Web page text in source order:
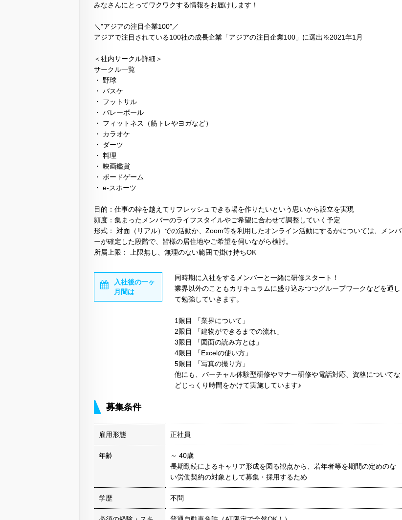
みなさんにとってワクワクする情報をお届けします！
＼"アジアの注目企業100”／
アジアで注目されている100社の成長企業「アジアの注目企業100」に選出※2021年1月
＜社内サークル詳細＞
サークル一覧
・ 野球
・ バスケ
・ フットサル
・ バレーボール
・ フィットネス（筋トレやヨガなど）
・ カラオケ
・ ダーツ
・ 料理
・ 映画鑑賞
・ ボードゲーム
・ e-スポーツ
目的：仕事の枠を越えてリフレッシュできる場を作りたいという思いから設立を実現
頻度：集まったメンバーのライフスタイルやご希望に合わせて調整していく予定
形式： 対面（リアル）での活動か、Zoom等を利用したオンライン活動にするかについては、メンバ
ーが確定した段階で、皆様の居住地やご希望を伺いながら検討。
所属上限： 上限無し、無理のない範囲で掛け持ちOK
入社後の一ヶ
月間は
同時期に入社をするメンバーと一緒に研修スタート！
業界以外のこともカリキュラムに盛り込みつつグループワークなどを通し
て勉強していきます。
1限目 「業界について」
2限目 「建物ができるまでの流れ」
3限目 「図面の読み方とは」
4限目 「Excelの使い方」
5限目 「写真の撮り方」
他にも、バーチャル体験型研修やマナー研修や電話対応、資格についてな
どじっくり時間をかけて実施しています♪
募集条件
雇用形態 正社員
年齢
～ 40歳
長期勤続によるキャリア形成を図る観点から、若年者等を期間の定めのな
い労働契約の対象として募集・採用するため
学歴 不問